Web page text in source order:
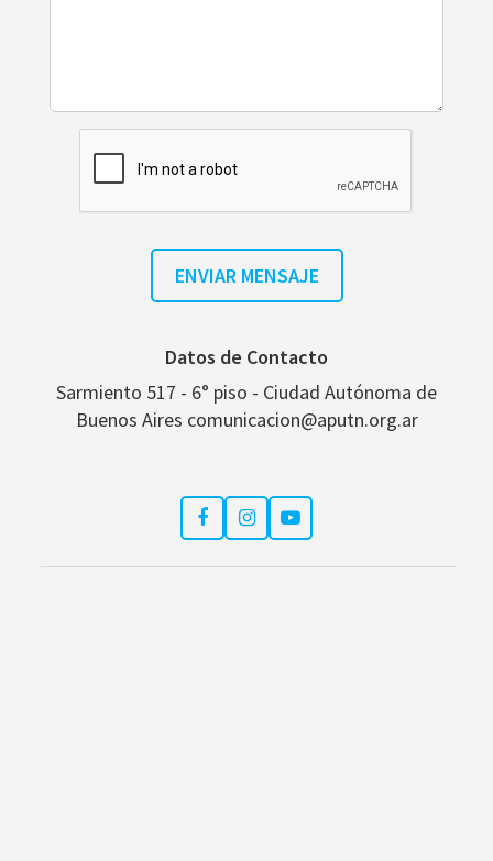
Datos de Contacto
Sarmiento 517 - 6° piso - Ciudad Autónoma de
Buenos Aires comunicacion@aputn.org.ar